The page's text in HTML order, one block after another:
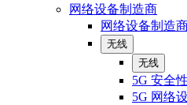
网络设备制造商
网络设备制造
无线
无线
5G 安全性
5G 网络